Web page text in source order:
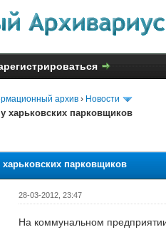
архив › Новости
харьковских парковщиков
парковщиков
28-03-2012, 23:47
На коммунальном